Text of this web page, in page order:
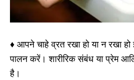
♦ आपने चाहे व्रत रखा हो या न रखा हो
पालन करें। शारीरिक संबंध या प्रेम
है।